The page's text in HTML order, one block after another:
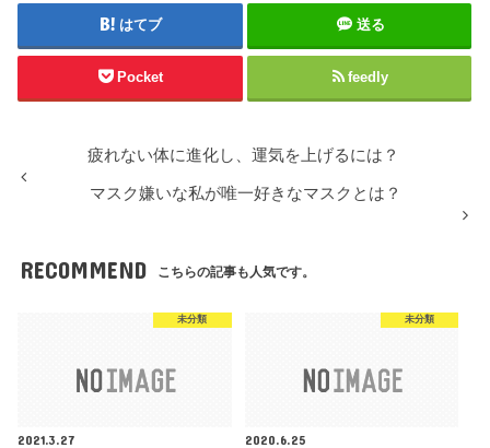
はてブ 送る
Pocket feedly
疲れない体に進化し、運気を上げるには？
マスク嫌いな私が唯一好きなマスクとは？
RECOMMEND こちらの記事も人気です。
未分類
2021.3.27
未分類
2020.6.25